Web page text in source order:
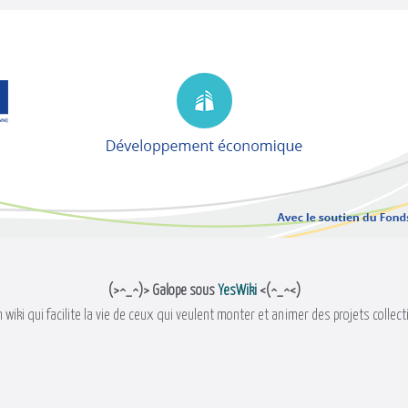
(>^_^)> Galope sous YesWiki<(^_^<)
wiki qui facilite la vie de ceux qui veulent monter et animer des projets